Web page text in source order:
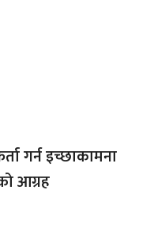
गर्न इच्छाकामना
आग्रह